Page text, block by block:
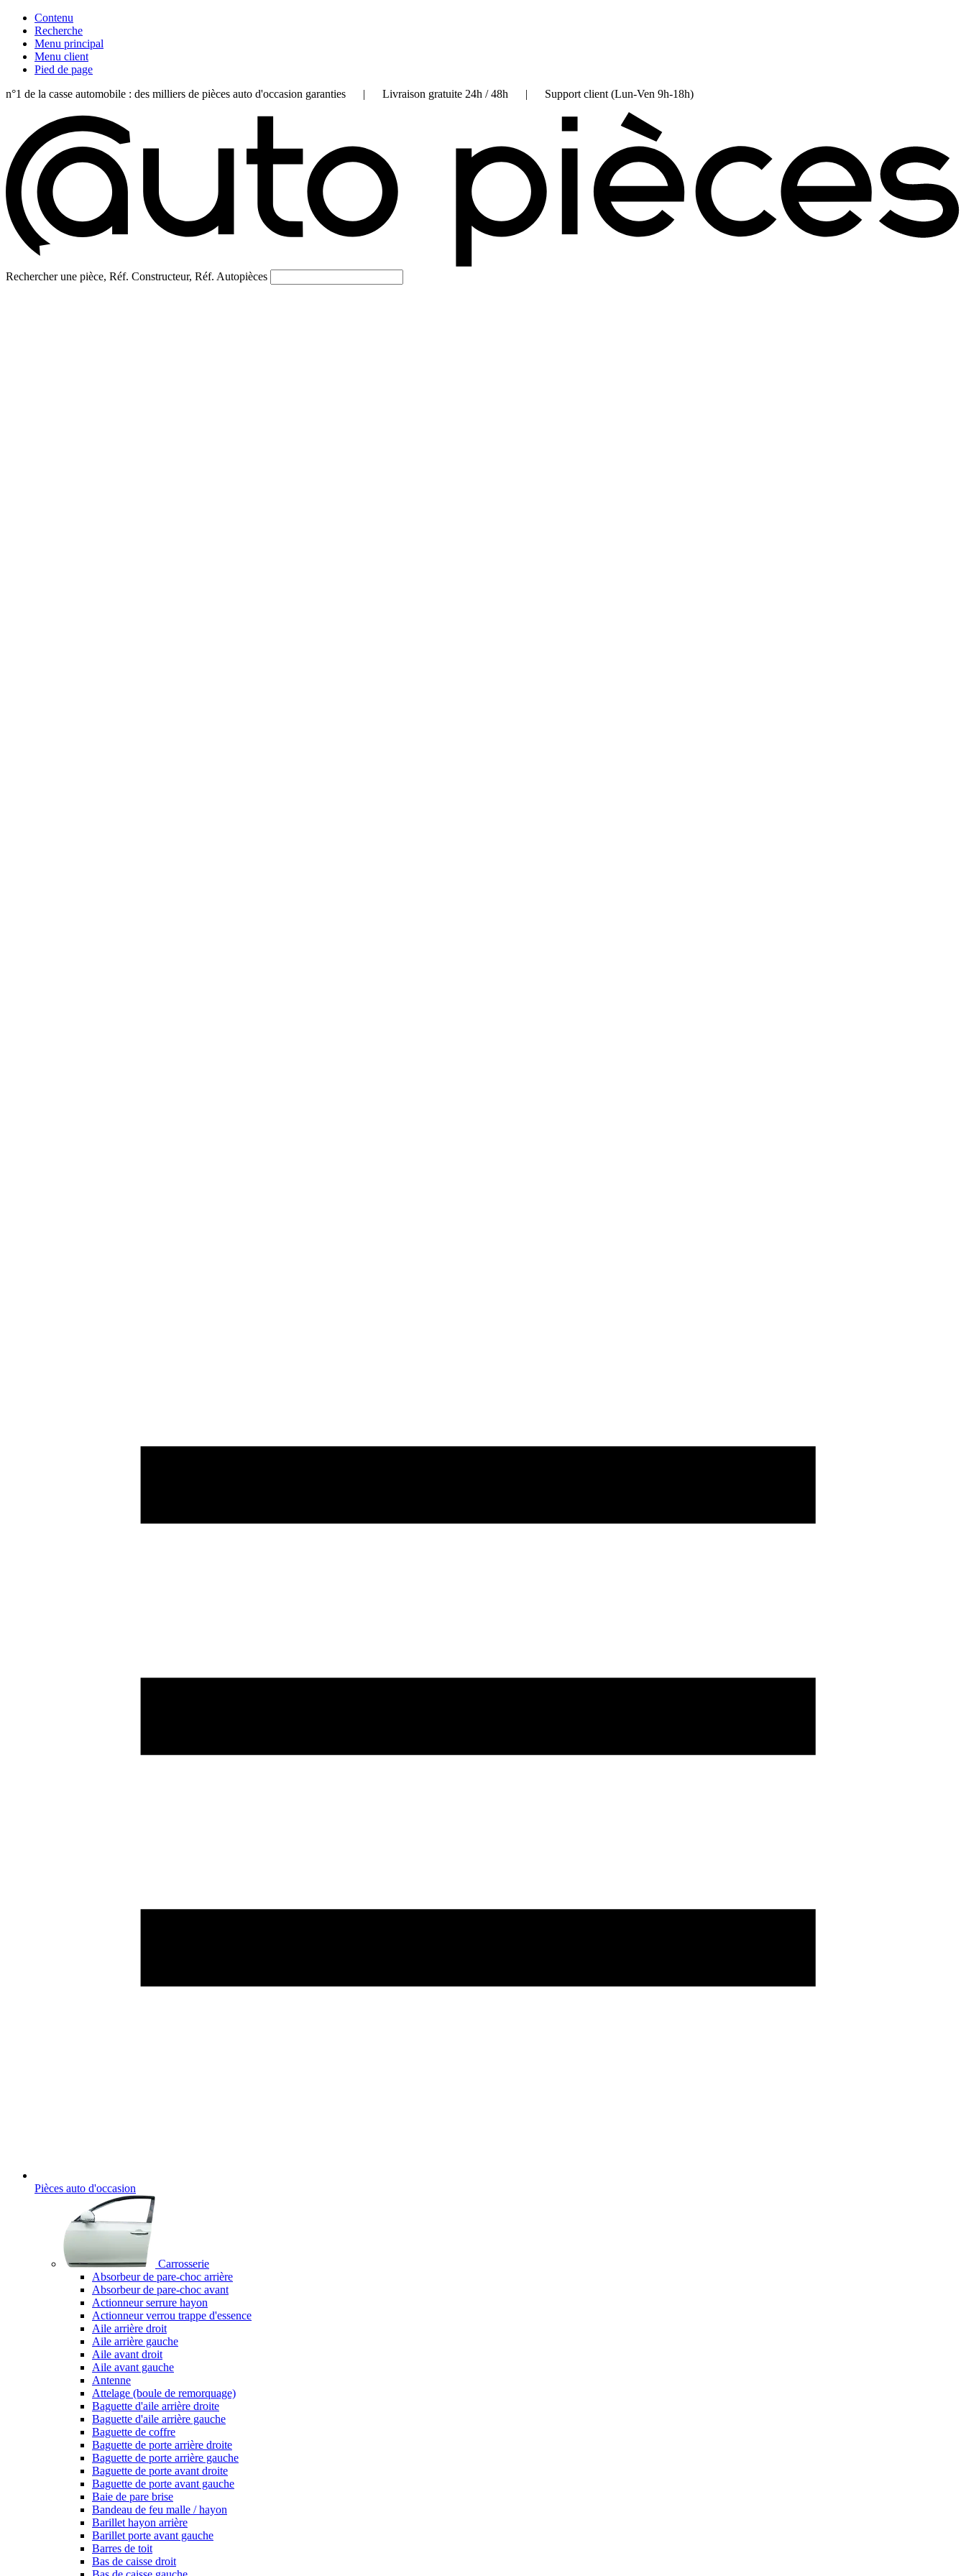
Contenu
Recherche
Menu principal
Menu client
Pied de page
n°1 de la casse automobile : des milliers de pièces auto d'occasion garanties | Livraison gratuite 24h / 48h | Support client (Lun-Ven 9h-18h)
Rechercher une pièce, Réf. Constructeur, Réf. Autopièces
Pièces auto d'occasion
Carrosserie
Absorbeur de pare-choc arrière
Absorbeur de pare-choc avant
Actionneur serrure hayon
Actionneur verrou trappe d'essence
Aile arrière droit
Aile arrière gauche
Aile avant droit
Aile avant gauche
Antenne
Attelage (boule de remorquage)
Baguette d'aile arrière droite
Baguette d'aile arrière gauche
Baguette de coffre
Baguette de porte arrière droite
Baguette de porte arrière gauche
Baguette de porte avant droite
Baguette de porte avant gauche
Baie de pare brise
Bandeau de feu malle / hayon
Barillet hayon arrière
Barillet porte avant gauche
Barres de toit
Bas de caisse droit